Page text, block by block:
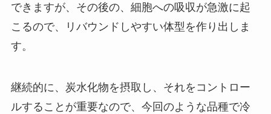
できますが、その後の、細胞への吸収が急激に起
こるので、リバウンドしやすい体型を作り出しま
す。
継続的に、炭水化物を摂取し、それをコントロー
ルすることが重要なので、今回のような品種で冷